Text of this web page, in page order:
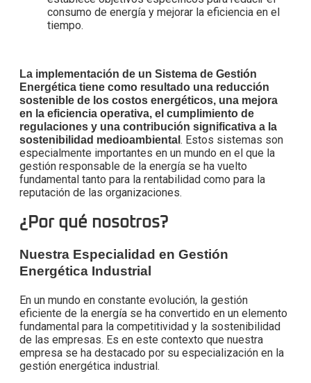
consumo de energía y mejorar la eficiencia en el
tiempo.
La implementación de un Sistema de Gestión
Energética tiene como resultado una reducción
sostenible de los costos energéticos, una mejora
en la eficiencia operativa, el cumplimiento de
regulaciones y una contribución significativa a la
sostenibilidad medioambiental . Estos sistemas son
especialmente importantes en un mundo en el que la
gestión responsable de la energía se ha vuelto
fundamental tanto para la rentabilidad como para la
reputación de las organizaciones.
¿Por qué nosotros?
Nuestra Especialidad en Gestión
Energética Industrial
En un mundo en constante evolución, la gestión
eficiente de la energía se ha convertido en un elemento
fundamental para la competitividad y la sostenibilidad
de las empresas. Es en este contexto que nuestra
empresa se ha destacado por su especialización en la
gestión energética industrial.